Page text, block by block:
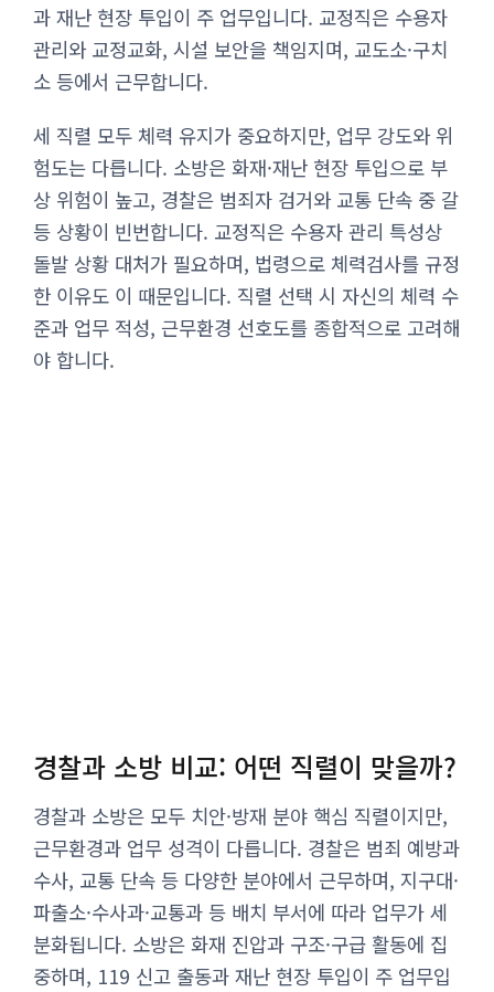
과 재난 현장 투입이 주 업무입니다. 교정직은 수용자
관리와 교정교화, 시설 보안을 책임지며, 교도소·구치
소 등에서 근무합니다.
세 직렬 모두 체력 유지가 중요하지만, 업무 강도와 위
험도는 다릅니다. 소방은 화재·재난 현장 투입으로 부
상 위험이 높고, 경찰은 범죄자 검거와 교통 단속 중 갈
등 상황이 빈번합니다. 교정직은 수용자 관리 특성상
돌발 상황 대처가 필요하며, 법령으로 체력검사를 규정
한 이유도 이 때문입니다. 직렬 선택 시 자신의 체력 수
준과 업무 적성, 근무환경 선호도를 종합적으로 고려해
야 합니다.
경찰과 소방 비교: 어떤 직렬이 맞을까?
경찰과 소방은 모두 치안·방재 분야 핵심 직렬이지만,
근무환경과 업무 성격이 다릅니다. 경찰은 범죄 예방과
수사, 교통 단속 등 다양한 분야에서 근무하며, 지구대·
파출소·수사과·교통과 등 배치 부서에 따라 업무가 세
분화됩니다. 소방은 화재 진압과 구조·구급 활동에 집
중하며, 119 신고 출동과 재난 현장 투입이 주 업무입